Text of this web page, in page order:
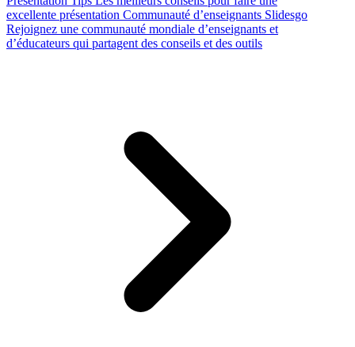
excellente présentation Communauté d’enseignants Slidesgo
Rejoignez une communauté mondiale d’enseignants et
d’éducateurs qui partagent des conseils et des outils